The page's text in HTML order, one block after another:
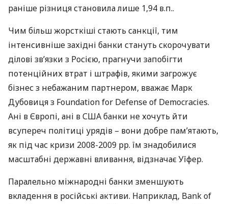
раніше різниця становила лише 1,94 в.п..
Чим більш жорсткіші стають санкції, тим
інтенсивніше західні банки стануть скорочувати
ділові зв’язки з Росією, прагнучи запобігти
потенційних втрат і штрафів, якими загрожує
бізнес з небажаним партнером, вважає Марк
Дубовиця з Foundation for Defense of Democracies.
Ані в Європі, ані вСШАбанки не хочуть йти
всупереч політиці урядів – вони добре пам’ятають,
як під час кризи 2008-2009 рр. їм знадобилися
масштабні державні вливання, відзначає Уїфер.
Паралельно міжнародні банки зменшують
вкладення в російські активи. Наприклад, Bank of